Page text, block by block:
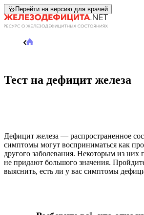
Перейти на версию для врачей
Тест на дефицит железа
Дефицит железа — распространенное
симптомы могут восприниматься как
другого заболевания. Некоторым из них
не придают большого значения.
выяснить, есть ли у вас симптомы